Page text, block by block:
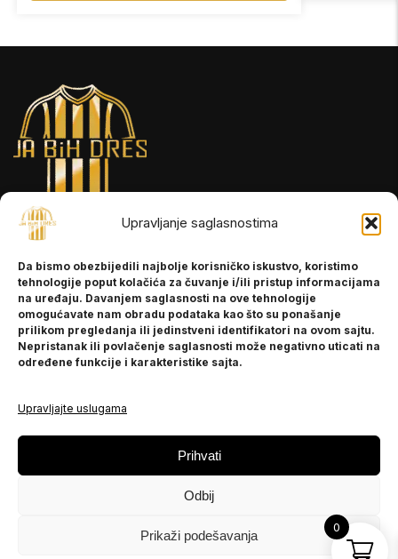
Upravljanje saglasnostima
Da bismo obezbijedili najbolje korisničko iskustvo, koristimo
tehnologije poput kolačića za čuvanje i/ili pristup informacijama
na uređaju. Davanjem saglasnosti na ove tehnologije
omogućavate nam obradu podataka kao što su ponašanje
prilikom pregledanja ili jedinstveni identifikatori na ovom sajtu.
Nepristanak ili povlačenje saglasnosti može negativno uticati na
određene funkcije i karakteristike sajta.
Upravljajte uslugama
Prihvati
Odbij
Prikaži podešavanja
INFORMACIJE
O nama
Kontakt
POMOĆ
Politika privatnosti
PRATITE NAS
Instagram
0